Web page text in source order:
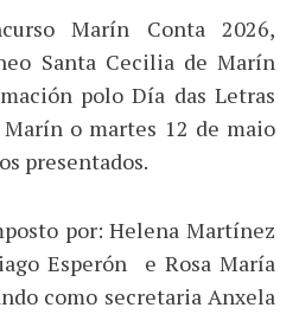
Marín Conta 2026,
Santa Cecilia de Marín
polo Día das Letras
Marín o martes 12 de maio
presentados.
por: Helena Martínez
Esperón e Rosa María
como secretaria Anxela